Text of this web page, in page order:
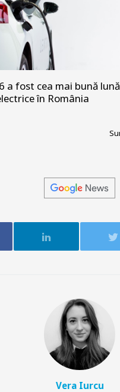
a fost cea mai bună
în România
Vera Iurcu